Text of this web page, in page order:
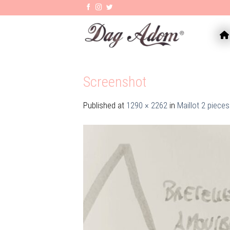
Screenshot
Published at 1290 × 2262 in Maillot 2